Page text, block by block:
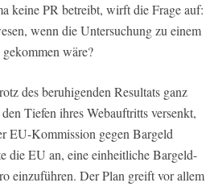
keine PR betreibt, wirft die Frage auf:
wenn die Untersuchung zu einem
wäre?
des beruhigenden Resultats ganz
Tiefen ihres Webauftritts versenkt,
EU-Kommission gegen Bargeld
die EU an, eine einheitliche Bargeld-
einzuführen. Der Plan greift vor allem